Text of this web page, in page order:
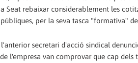
Seat rebaixar considerablement les
per la seva tasca "formativa"
secretari d'acció sindical
l'empresa van comprovar que cap dels